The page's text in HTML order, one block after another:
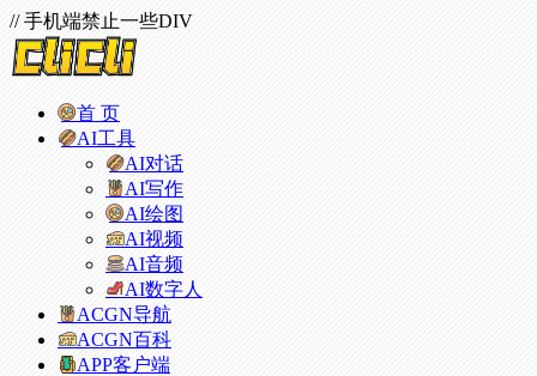
// 手机端禁止一些DIV
首 页
AI工具
AI对话
AI写作
AI绘图
AI视频
AI音频
AI数字人
ACGN导航
ACGN百科
APP客户端